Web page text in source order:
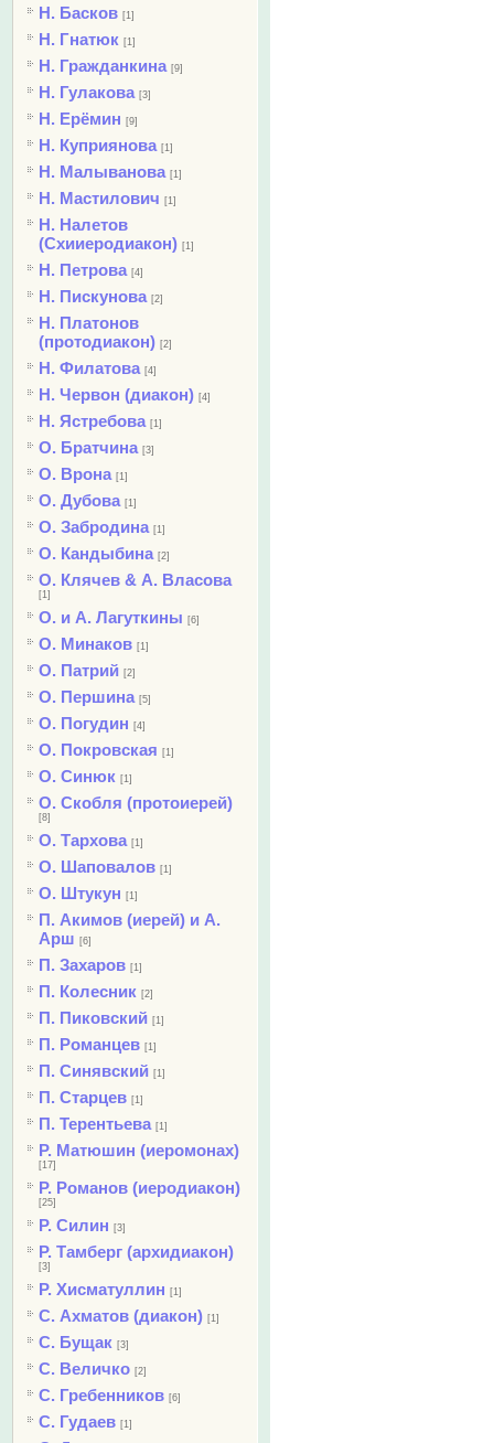
Н. Басков [1]
Н. Гнатюк [1]
Н. Гражданкина [9]
Н. Гулакова [3]
Н. Ерёмин [9]
Н. Куприянова [1]
Н. Малыванова [1]
Н. Мастилович [1]
Н. Налетов
(Схииеродиакон) [1]
Н. Петрова [4]
Н. Пискунова [2]
Н. Платонов
(протодиакон) [2]
Н. Филатова [4]
Н. Червон (диакон) [4]
Н. Ястребова [1]
О. Братчина [3]
О. Врона [1]
О. Дубова [1]
О. Забродина [1]
О. Кандыбина [2]
О. Клячев & А. Власова
[1]
О. и А. Лагуткины [6]
О. Минаков [1]
О. Патрий [2]
О. Першина [5]
О. Погудин [4]
О. Покровская [1]
О. Синюк [1]
О. Скобля (протоиерей)
[8]
О. Тархова [1]
О. Шаповалов [1]
О. Штукун [1]
П. Акимов (иерей) и А.
Арш [6]
П. Захаров [1]
П. Колесник [2]
П. Пиковский [1]
П. Романцев [1]
П. Синявский [1]
П. Старцев [1]
П. Терентьева [1]
Р. Матюшин (иеромонах)
[17]
Р. Романов (иеродиакон)
[25]
Р. Силин [3]
Р. Тамберг (архидиакон)
[3]
Р. Хисматуллин [1]
С. Ахматов (диакон) [1]
С. Бущак [3]
С. Величко [2]
С. Гребенников [6]
С. Гудаев [1]